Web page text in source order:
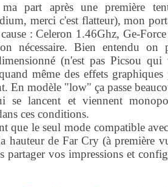
part après une première
merci c'est flatteur), mon
: Celeron 1.46Ghz, Ge-
nécessaire. Bien entendu on
(n'est pas Picsou
même des effets
En modèle "low" ça passe
se lancent et viennent
ces conditions.
que le seul mode compatible
hauteur de Far Cry (à première
partager vos impressions et